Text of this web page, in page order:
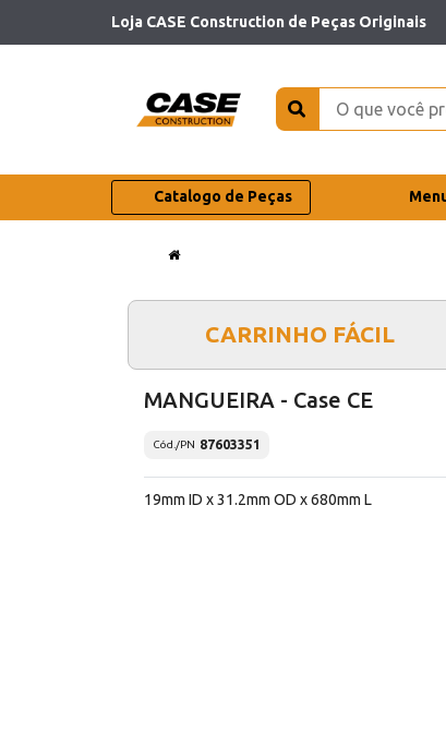
Loja CASE Construction de Peças Originais
Catalogo de Peças
CARRINHO FÁCIL
MANGUEIRA - Case CE
Cód./PN 87603351
19mm ID x 31.2mm OD x 680mm L